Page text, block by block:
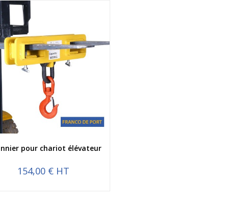
Aperçu rapide
pour chariot élévateur
154,00 € HT